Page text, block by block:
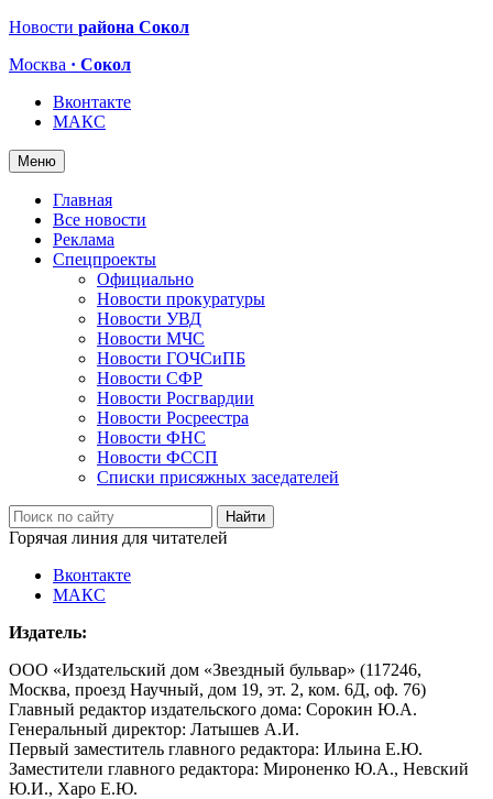
Новости района Сокол
Москва · Сокол
Вконтакте
МАКС
Меню
Главная
Все новости
Реклама
Спецпроекты
Официально
Новости прокуратуры
Новости УВД
Новости МЧС
Новости ГОЧСиПБ
Новости СФР
Новости Росгвардии
Новости Росреестра
Новости ФНС
Новости ФССП
Списки присяжных заседателей
Горячая линия для читателей
Вконтакте
МАКС
Издатель:
ООО «Издательский дом «Звездный бульвар» (117246,
Москва, проезд Научный, дом 19, эт. 2, ком. 6Д, оф. 76)
Главный редактор издательского дома: Сорокин Ю.А.
Генеральный директор: Латышев А.И.
Первый заместитель главного редактора: Ильина Е.Ю.
Заместители главного редактора: Мироненко Ю.А., Невский
Ю.И., Харо Е.Ю.